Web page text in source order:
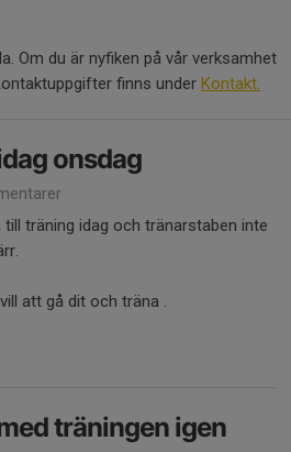
Om du är nyfiken på vår verksamhet
finns under Kontakt.
onsdag
träning idag och tränarstaben inte
att gå dit och träna .
träningen igen